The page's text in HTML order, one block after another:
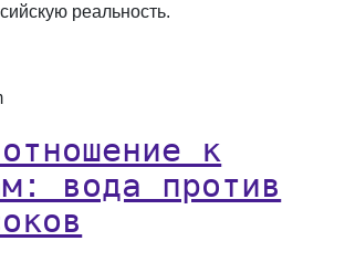
реальность.
к
вода против